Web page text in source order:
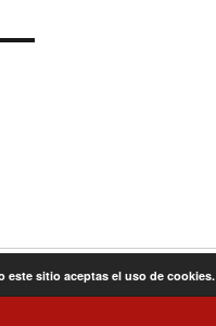
este sitio aceptas el uso de cookies.